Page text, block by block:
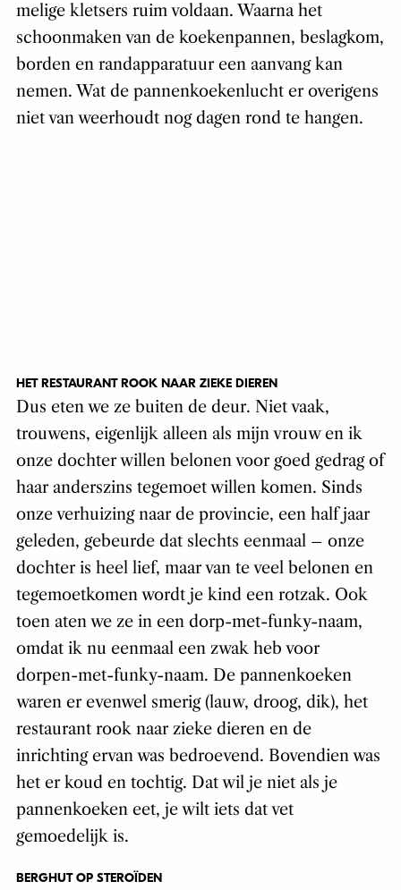
melige kletsers ruim voldaan. Waarna het
schoonmaken van de koekenpannen, beslagkom,
borden en randapparatuur een aanvang kan
nemen. Wat de pannenkoekenlucht er overigens
niet van weerhoudt nog dagen rond te hangen.
HET RESTAURANT ROOK NAAR ZIEKE DIEREN
Dus eten we ze buiten de deur. Niet vaak,
trouwens, eigenlijk alleen als mijn vrouw en ik
onze dochter willen belonen voor goed gedrag of
haar anderszins tegemoet willen komen. Sinds
onze verhuizing naar de provincie, een half jaar
geleden, gebeurde dat slechts eenmaal – onze
dochter is heel lief, maar van te veel belonen en
tegemoetkomen wordt je kind een rotzak. Ook
toen aten we ze in een dorp-met-funky-naam,
omdat ik nu eenmaal een zwak heb voor
dorpen-met-funky-naam. De pannenkoeken
waren er evenwel smerig (lauw, droog, dik), het
restaurant rook naar zieke dieren en de
inrichting ervan was bedroevend. Bovendien was
het er koud en tochtig. Dat wil je niet als je
pannenkoeken eet, je wilt iets dat vet
gemoedelijk is.
BERGHUT OP STEROÏDEN